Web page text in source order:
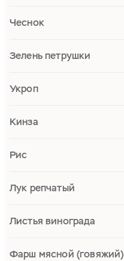
Чеснок
Зелень петрушки
Укроп
Кинза
Рис
Лук репчатый
Листья винограда
Фарш мясной (говяжий)